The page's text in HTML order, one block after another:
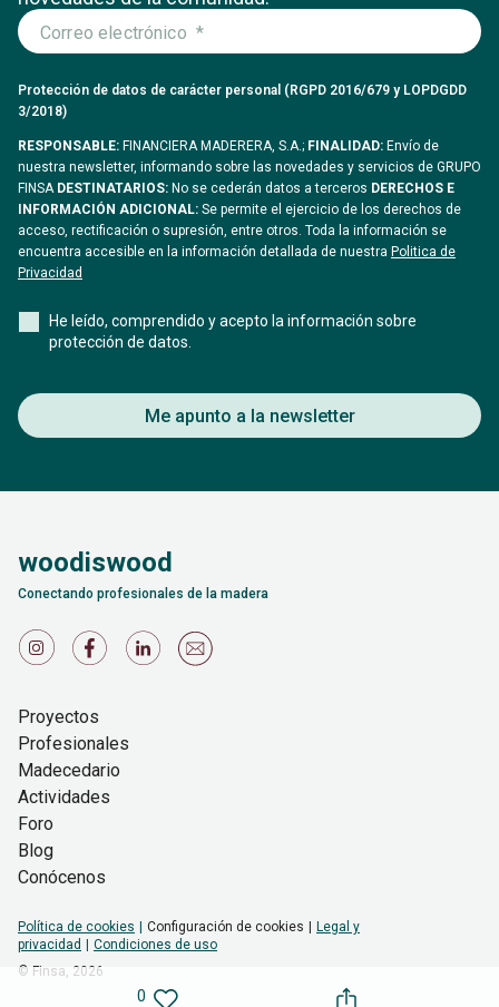
0
Protección de datos de carácter personal (RGPD 2016/679 y LOPDGDD
3/2018)
RESPONSABLE: FINANCIERA MADERERA, S.A.; FINALIDAD: Envío de
nuestra newsletter, informando sobre las novedades y servicios de GRUPO
FINSADESTINATARIOS: No se cederán datos a terceros DERECHOS E
INFORMACIÓN ADICIONAL: Se permite el ejercicio de los derechos de
acceso, rectificación o supresión, entre otros. Toda la información se
encuentra accesible en la información detallada de nuestra Politica de
Privacidad
He leído, comprendido y acepto la información sobre
protección de datos.
Me apunto a la newsletter
woodiswood
Conectando profesionales de la madera
Proyectos
Profesionales
Madecedario
Actividades
Foro
Blog
Conócenos
Política de cookies Configuración de cookies
Legal y
privacidad
Condiciones de uso
© Finsa, 2026